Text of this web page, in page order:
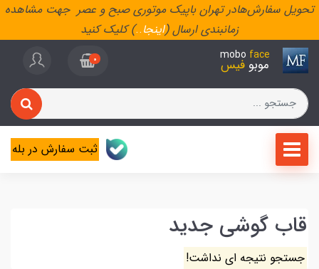
تحویل سفارش‌هادر تهران باپیک موتوری صبح و عصر جهت مشاهده
زمانبندی ارسال (اینجا..) کلیک کنید
mobo face
موبو فیس 0
ثبت سفارش در بله
قاب گوشی جدید
جستجو نتیجه ای نداشت!